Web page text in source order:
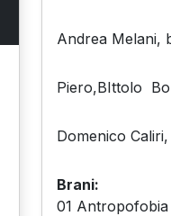
Andrea Melani,
Piero,BIttolo
Domenico
Brani:
01